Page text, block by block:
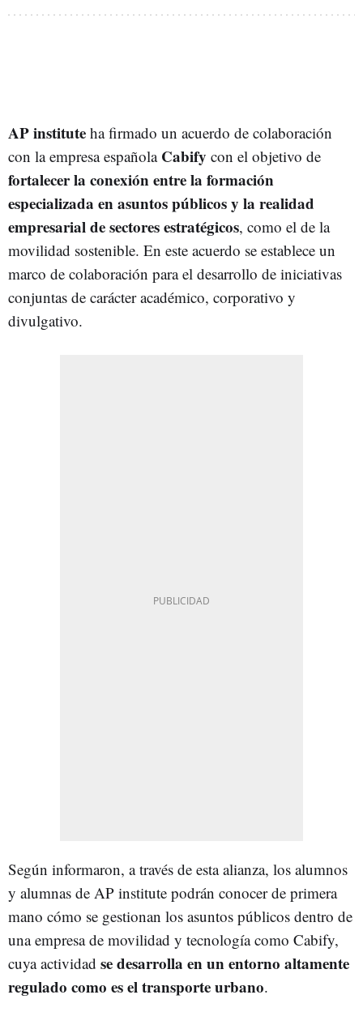
AP institute ha firmado un acuerdo de colaboración
con la empresa española Cabify con el objetivo de
fortalecer la conexión entre la formación
especializada en asuntos públicos y la realidad
empresarial de sectores estratégicos, como el de la
movilidad sostenible. En este acuerdo se establece un
marco de colaboración para el desarrollo de iniciativas
conjuntas de carácter académico, corporativo y
divulgativo.
Según informaron, a través de esta alianza, los alumnos
y alumnas de AP institute podrán conocer de primera
mano cómo se gestionan los asuntos públicos dentro de
una empresa de movilidad y tecnología como Cabify,
cuya actividad se desarrolla en un entorno altamente
regulado como es el transporte urbano.